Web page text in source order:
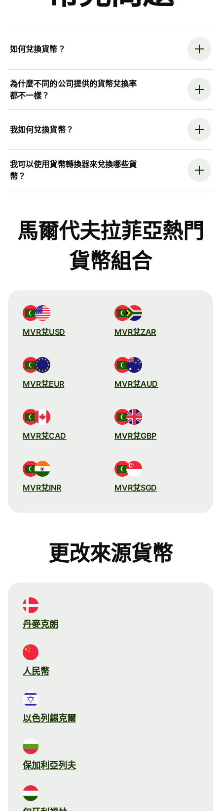
如何兌換貨幣？
為什麼不同的公司提供的貨幣兌換率
都不一樣？
我如何兌換貨幣？
我可以使用貨幣轉換器來兌換哪些貨
幣？
馬爾代夫拉菲亞熱門
貨幣組合
MVR兌USD MVR兌ZAR
MVR兌EUR MVR兌AUD
MVR兌CAD MVR兌GBP
MVR兌INR MVR兌SGD
更改來源貨幣
丹麥克朗
人民幣
以色列錫克爾
保加利亞列夫